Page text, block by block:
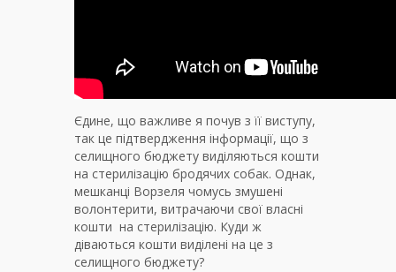
Єдине, що важливе я почув з її виступу,
так це підтвердження інформації, що з
селищного бюджету виділяються кошти
на стерилізацію бродячих собак. Однак,
мешканці Ворзеля чомусь змушені
волонтерити, витрачаючи свої власні
кошти на стерилізацію. Куди ж
діваються кошти виділені на це з
селищного бюджету?